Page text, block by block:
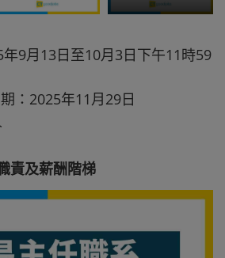
9月13日至10月3日下午11時59
：2025年11月29日
責及薪酬階梯